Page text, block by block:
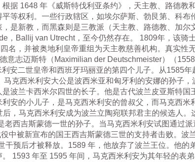
据 1648 年《威斯特伐利亚条约》，天主教、路德教
等权利。一些行政辖区，如埃尔萨斯、勃艮第、科布
是新教，而黑森则是三教派（天主教、路德教、加尔
，Ballij van Utrecht，至今仍然存在。 1809年，该骑
名，并被奥地利皇帝重组为天主教慈善机构。真实性
意志迈斯特（Maximilian der Deutschmeister）（
安二世皇帝和西班牙玛丽亚的第四个儿子。从1585
马克西米利安大公是波西米亚和匈牙利的安娜的孙子
波兰卡西米尔四世的长子。他是古代波兰皮亚斯特国
安的小儿子，是马克西米利安的曾叔父，而马克西米
，马克西米利安成为波兰立陶宛联邦君主的候选人
老西吉斯蒙德一世的孙子。当马克西米利安试图通过
中被新宣布的国王西吉斯蒙德三世的支持者击败。波
预后才被释放。1589 年，他放弃了波兰王位。他的
1593 年至 1595 年间，马克西米利安为其年轻的表